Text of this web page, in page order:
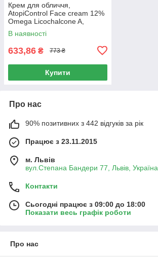
Крем для обличчя,
AtopiControl Face cream 12%
Omega Licochalcone A,
Сeramides, Eucerin, 50 мл
В наявності
633,86 ₴ 773 ₴
Купити
Про нас
90% позитивних з 442 відгуків за рік
Працює з 23.11.2015
м. Львів
вул.Степана Бандери 77, Львів, Україна
Контакти
Сьогодні працює з 09:00 до 18:00
Показати весь графік роботи
Про нас